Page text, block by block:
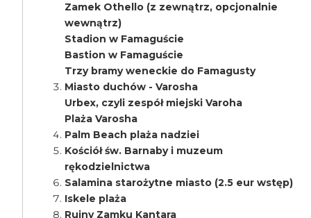
Zamek Othello (z zewnątrz, opcjonalnie
wewnątrz)
Stadion w Famaguście
Bastion w Famaguście
Trzy bramy weneckie do Famagusty
Miasto duchów - Varosha
Urbex, czyli zespół miejski Varoha
Plaża Varosha
Palm Beach plaża nadziei
Kościół św. Barnaby i muzeum
rękodzielnictwa
Salamina starożytne miasto (2.5 eur wstęp)
Iskele plaża
Ruiny Zamku Kantara